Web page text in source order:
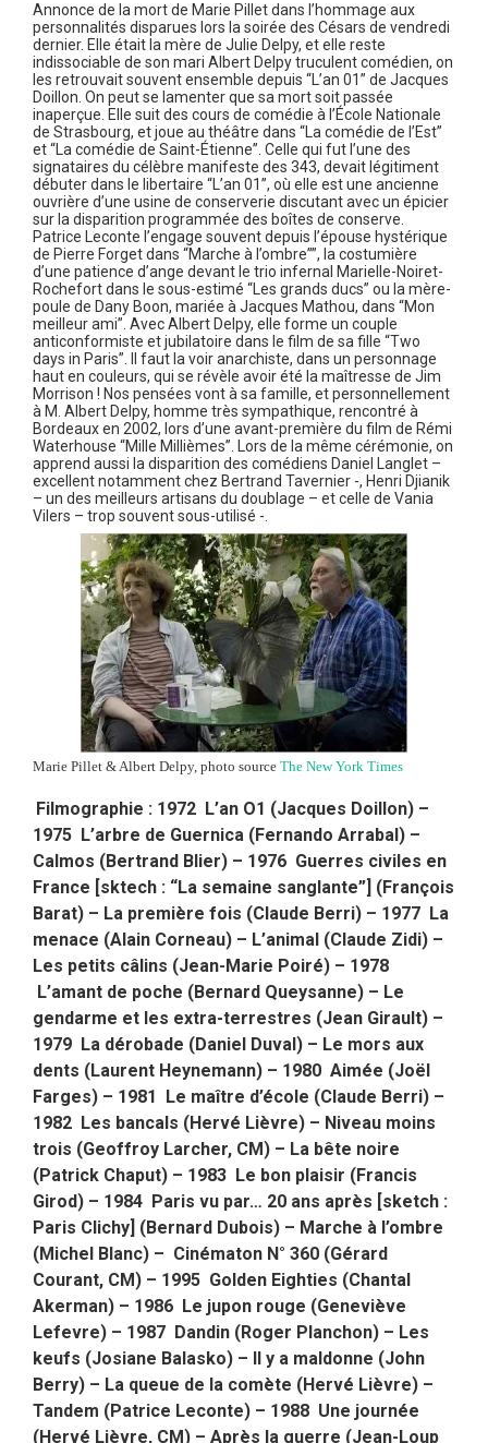
Annonce de la mort de Marie Pillet dans l’hommage aux
personnalités disparues lors la soirée des Césars de vendredi
dernier. Elle était la mère de Julie Delpy, et elle reste
indissociable de son mari Albert Delpy truculent comédien, on
les retrouvait souvent ensemble depuis “L’an 01” de Jacques
Doillon. On peut se lamenter que sa mort soit passée
inaperçue. Elle suit des cours de comédie à l’École Nationale
de Strasbourg, et joue au théâtre dans “La comédie de l’Est”
et “La comédie de Saint-Étienne”. Celle qui fut l’une des
signataires du célèbre manifeste des 343, devait légitiment
débuter dans le libertaire “L’an 01”, où elle est une ancienne
ouvrière d’une usine de conserverie discutant avec un épicier
sur la disparition programmée des boîtes de conserve.
Patrice Leconte l’engage souvent depuis l’épouse hystérique
de Pierre Forget dans “Marche à l’ombre””, la costumière
d’une patience d’ange devant le trio infernal Marielle-Noiret-
Rochefort dans le sous-estimé “Les grands ducs” ou la mère-
poule de Dany Boon, mariée à Jacques Mathou, dans “Mon
meilleur ami”. Avec Albert Delpy, elle forme un couple
anticonformiste et jubilatoire dans le film de sa fille “Two
days in Paris”. Il faut la voir anarchiste, dans un personnage
haut en couleurs, qui se révèle avoir été la maîtresse de Jim
Morrison ! Nos pensées vont à sa famille, et personnellement
à M. Albert Delpy, homme très sympathique, rencontré à
Bordeaux en 2002, lors d’une avant-première du film de Rémi
Waterhouse “Mille Millièmes”. Lors de la même cérémonie, on
apprend aussi la disparition des comédiens Daniel Langlet –
excellent notamment chez Bertrand Tavernier -, Henri Djianik
– un des meilleurs artisans du doublage – et celle de Vania
Vilers – trop souvent sous-utilisé -.
Marie Pillet & Albert Delpy, photo source The New York Times
Filmographie : 1972 L’an O1 (Jacques Doillon) –
1975 L’arbre de Guernica (Fernando Arrabal) –
Calmos (Bertrand Blier) – 1976 Guerres civiles en
France [sktech : “La semaine sanglante”] (François
Barat) – La première fois (Claude Berri) – 1977 La
menace (Alain Corneau) – L’animal (Claude Zidi) –
Les petits câlins (Jean-Marie Poiré) – 1978
L’amant de poche (Bernard Queysanne) – Le
gendarme et les extra-terrestres (Jean Girault) –
1979 La dérobade (Daniel Duval) – Le mors aux
dents (Laurent Heynemann) – 1980 Aimée (Joël
Farges) – 1981 Le maître d’école (Claude Berri) –
1982 Les bancals (Hervé Lièvre) – Niveau moins
trois (Geoffroy Larcher, CM) – La bête noire
(Patrick Chaput) – 1983 Le bon plaisir (Francis
Girod) – 1984 Paris vu par… 20 ans après [sketch :
Paris Clichy] (Bernard Dubois) – Marche à l’ombre
(Michel Blanc) – Cinématon N° 360 (Gérard
Courant, CM) – 1995 Golden Eighties (Chantal
Akerman) – 1986 Le jupon rouge (Geneviève
Lefevre) – 1987 Dandin (Roger Planchon) – Les
keufs (Josiane Balasko) – Il y a maldonne (John
Berry) – La queue de la comète (Hervé Lièvre) –
Tandem (Patrice Leconte) – 1988 Une journée
(Hervé Lièvre, CM) – Après la guerre (Jean-Loup